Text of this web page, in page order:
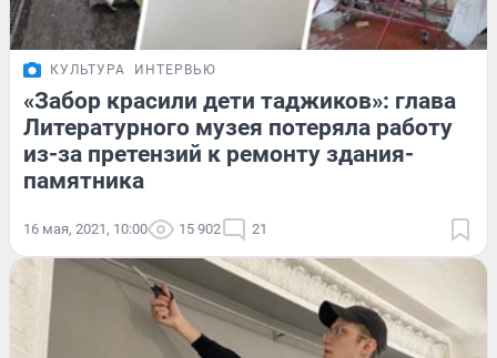
КУЛЬТУРА ИНТЕРВЬЮ
«Забор красили дети таджиков»: глава
Литературного музея потеряла работу
из-за претензий к ремонту здания-
памятника
16 мая, 2021, 10:00 15 902 21